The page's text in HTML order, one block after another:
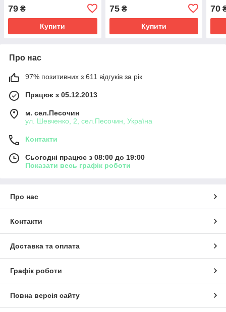
79 ₴
Купити
75₴
Купити
70
Про нас
97% позитивних з 611 відгуків за рік
Працює з 05.12.2013
м. сел.Песочин
ул. Шевченко, 2, сел.Песочин, Україна
Контакти
Сьогодні працює з 08:00 до 19:00
Показати весь графік роботи
Про нас
Контакти
Доставка та оплата
Графік роботи
Повна версія сайту